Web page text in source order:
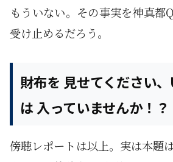
もういない。その事実を神真都
受け止めるだろう。
財布を 見せてください
は 入っていませんか！？
傍聴レポートは以上。実は本題